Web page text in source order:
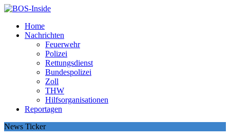
Home
Nachrichten
Feuerwehr
Polizei
Rettungsdienst
Bundespolizei
Zoll
THW
Hilfsorganisationen
Reportagen
News Ticker